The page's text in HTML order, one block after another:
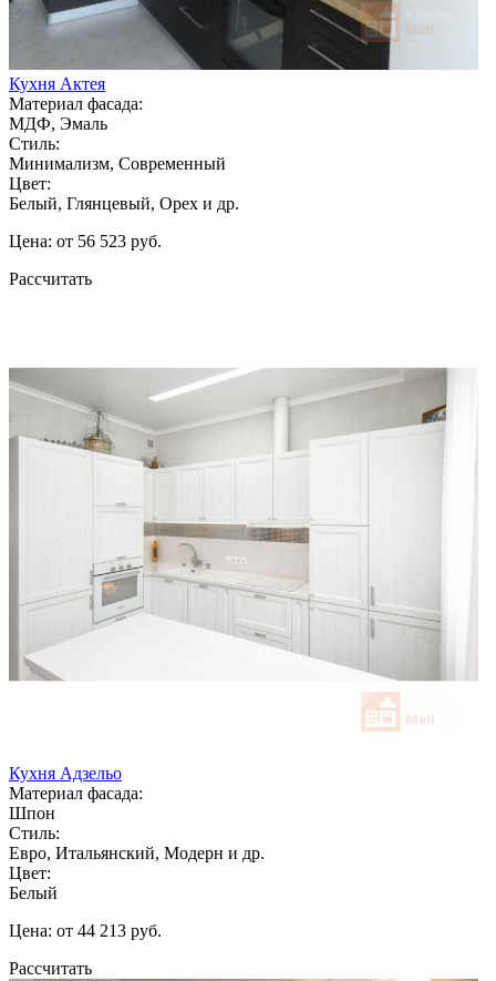
Кухня Актея
Материал фасада:
МДФ, Эмаль
Стиль:
Минимализм, Современный
Цвет:
Белый, Глянцевый, Орех и др.
Цена: от 56 523 руб.
Рассчитать
Кухня Адзельо
Материал фасада:
Шпон
Стиль:
Евро, Итальянский, Модерн и др.
Цвет:
Белый
Цена: от 44 213 руб.
Рассчитать